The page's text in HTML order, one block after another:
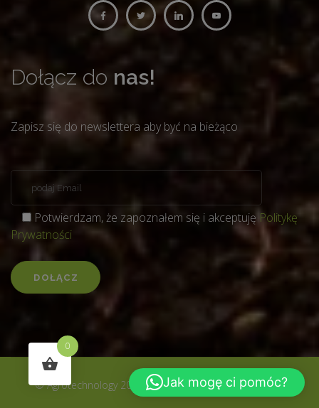
Dołączdo nas!
Zapisz się do newslettera aby być na bieżąco
Potwierdzam, że zapoznałem się i akceptuję Politykę
Prywatności
© Agrotechnology 2024 - wszystkie prawa zastrzeżone
0
Jak mogę ci pomóc?